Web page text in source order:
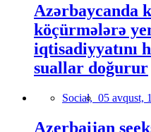
Azərbaycanda
köçürmələrə
iqtisadiyyatını
suallar doğurur
Social, 05 avqust,
Azerbaijan